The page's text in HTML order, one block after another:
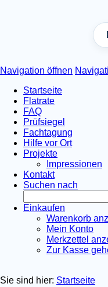
Navigation öffnen
Startseite
Flatrate
FAQ
Prüfsiegel
Fachtagung
Hilfe vor Ort
Projekte
Impressionen
Kontakt
Suchen nach
Einkaufen
Warenkorb
Mein Konto
Merkzettel
Zur Kasse
Sie sind hier: Startseite